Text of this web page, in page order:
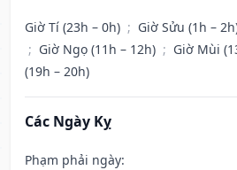
Giờ Tí (23h – 0h) ; Giờ Sửu (1h –
; Giờ Ngọ (11h – 12h) ; Giờ Mùi
(19h – 20h)
Các Ngày Kỵ
Phạm phải ngày: